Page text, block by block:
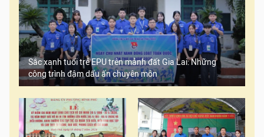
Sắc xanh tuổi trẻ EPU trên mảnh đất Gia Lai: Những
công trình đậm dấu ấn chuyên môn